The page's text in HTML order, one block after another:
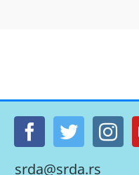
srda@srda.rs